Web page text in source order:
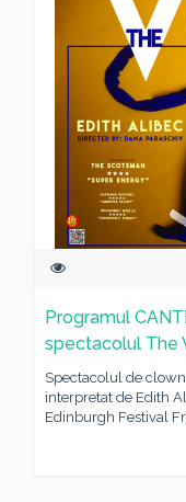
Programul
spectacolul The
Spectacolul de
interpretat de Edith
Edinburgh Festival